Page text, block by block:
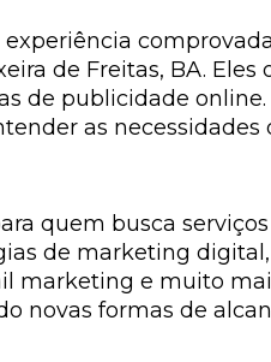
de Freitas, BA. Eles
de publicidade
as necessidades
quem busca
de marketing
marketing e muito
novas formas de